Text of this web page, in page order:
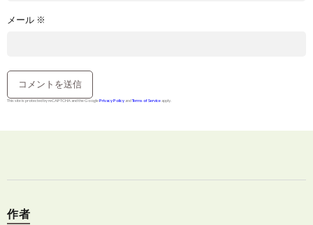
メール ※
This site is protected by reCAPTCHA and the GooglePrivacy Policy andTerms of Service apply.
作者